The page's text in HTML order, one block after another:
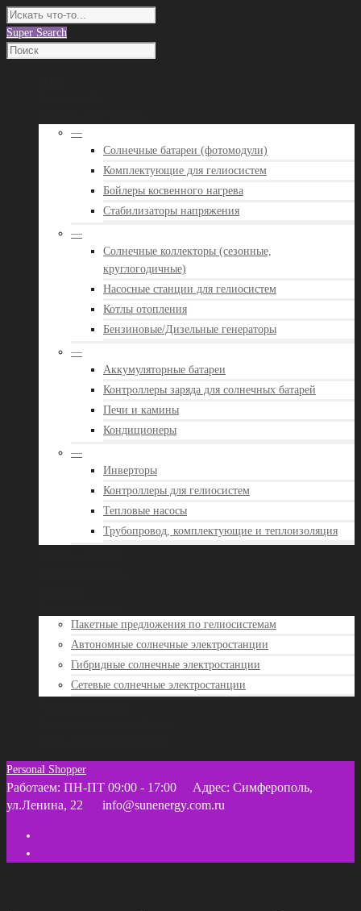
Super Search
—
Солнечные батареи (фотомодули)
Комплектующие для гелиосистем
Бойлеры косвенного нагрева
Стабилизаторы напряжения
—
Солнечные коллекторы (сезонные,
круглогодичные)
Насосные станции для гелиосистем
Котлы отопления
Бензиновые/Дизельные генераторы
—
Аккумуляторные батареи
Контроллеры заряда для солнечных батарей
Печи и камины
Кондиционеры
—
Инверторы
Контроллеры для гелиосистем
Тепловые насосы
Трубопровод, комплектующие и теплоизоляция
Пакетные предложения по гелиосистемам
Автономные солнечные электростанции
Гибридные солнечные электростанции
Сетевые солнечные электростанции
Personal Shopper
Работаем: ПН-ПТ 09:00 - 17:00
Адрес: Симферополь,
ул.Ленина, 22
info@sunenergy.com.ru